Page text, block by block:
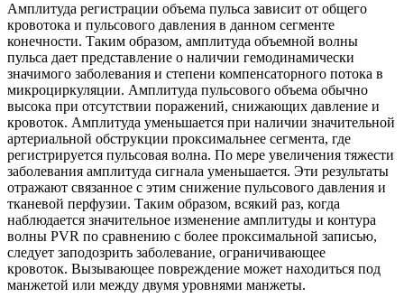
Амплитуда регистрации объема пульса зависит от общего
кровотока и пульсового давления в данном сегменте
конечности. Таким образом, амплитуда объемной волны
пульса дает представление о наличии гемодинамически
значимого заболевания и степени компенсаторного потока в
микроциркуляции. Амплитуда пульсового объема обычно
высока при отсутствии поражений, снижающих давление и
кровоток. Амплитуда уменьшается при наличии значительной
артериальной обструкции проксимальнее сегмента, где
регистрируется пульсовая волна. По мере увеличения тяжести
заболевания амплитуда сигнала уменьшается. Эти результаты
отражают связанное с этим снижение пульсового давления и
тканевой перфузии. Таким образом, всякий раз, когда
наблюдается значительное изменение амплитуды и контура
волны PVR по сравнению с более проксимальной записью,
следует заподозрить заболевание, ограничивающее
кровоток. Вызывающее повреждение может находиться под
манжетой или между двумя уровнями манжеты.